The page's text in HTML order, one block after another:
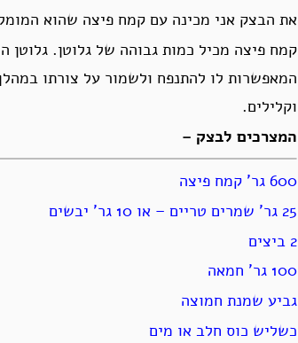
את הבצק אני מכינה עם קמח פיצה שהוא
קמח פיצה מכיל כמות גבוהה של גלוטן.
המאפשרות לו להתנפח ולשמור על צורתו
וקלילים.
המצרכים לבצק –
600 גר’ קמח פיצה
25 גר’ שמרים טריים – או 10 גר’ יבשים
2 ביצים
100 גר’ חמאה
גביע שמנת חמוצה
כשליש כוס חלב או מים